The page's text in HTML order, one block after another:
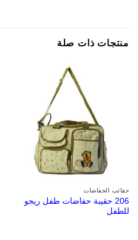
منتجات ذات صلة
حقائب الحفاضات
206 حقيبة حفاضات طفل ريجو
للطفل